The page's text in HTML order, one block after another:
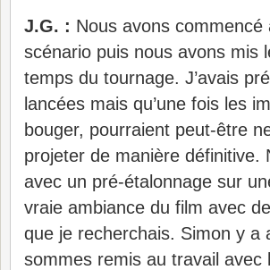
J.G. : Nous avons
scénario puis nous avons mis
temps du tournage. J’avais
lancées mais qu’une fois les
bouger, pourraient peut-être
projeter de manière définitive.
avec un pré-étalonnage sur
vraie ambiance du film avec
que je recherchais. Simon y a
sommes remis au travail